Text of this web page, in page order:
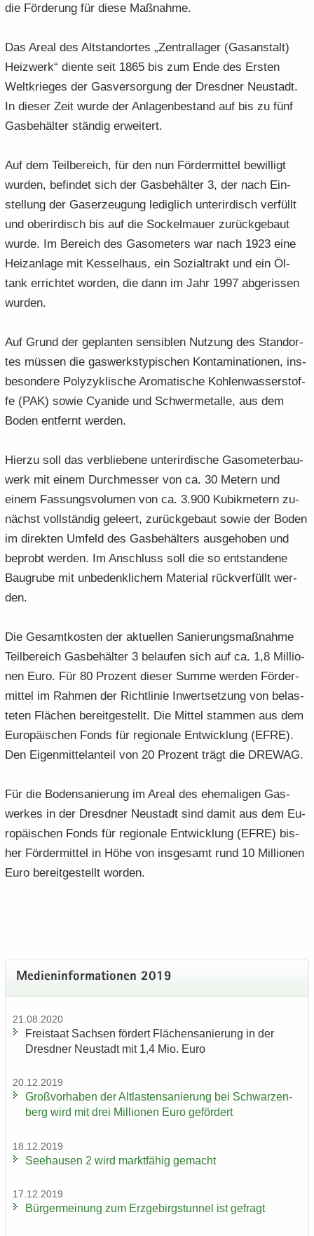
die För­de­rung für diese Maß­nah­me.
Das Areal des Alt­stand­or­tes „Zen­tral­la­ger (Gas­an­stalt)
Heiz­werk“ dien­te seit 1865 bis zum Ende des Ers­ten
Welt­krie­ges der Gas­ver­sor­gung der Dresd­ner Neu­stadt.
In die­ser Zeit wurde der An­la­gen­be­stand auf bis zu fünf
Gas­be­häl­ter stän­dig er­wei­tert.
Auf dem Teil­be­reich, für den nun För­der­mit­tel be­wil­ligt
wur­den, be­fin­det sich der Gas­be­häl­ter 3, der nach Ein­
stel­lung der Gas­er­zeu­gung le­dig­lich un­ter­ir­disch ver­füllt
und ober­ir­disch bis auf die So­ckel­mau­er zu­rück­ge­baut
wurde. Im Be­reich des Ga­so­me­ters war nach 1923 eine
Heiz­an­la­ge mit Kes­sel­haus, ein So­zi­al­trakt und ein Öl­
tank er­rich­tet wor­den, die dann im Jahr 1997 ab­ge­ris­sen
wur­den.
Auf Grund der ge­plan­ten sen­si­blen Nut­zung des Stand­or­
tes müs­sen die gas­werks­ty­pi­schen Kon­ta­mi­na­tio­nen, ins­
be­son­de­re Po­ly­zy­kli­sche Aro­ma­ti­sche Koh­len­was­ser­stof­
fe (PAK) sowie Cya­ni­de und Schwer­me­tal­le, aus dem
Boden ent­fernt wer­den.
Hier­zu soll das ver­blie­be­ne un­ter­ir­di­sche Ga­so­me­ter­bau­
werk mit einem Durch­mes­ser von ca. 30 Me­tern und
einem Fas­sungs­vo­lu­men von ca. 3.900 Ku­bik­me­tern zu­
nächst voll­stän­dig ge­leert, zu­rück­ge­baut sowie der Boden
im di­rek­ten Um­feld des Gas­be­häl­ters aus­ge­ho­ben und
be­probt wer­den. Im An­schluss soll die so ent­stan­de­ne
Bau­gru­be mit un­be­denk­li­chem Ma­te­ri­al rück­v­er­füllt wer­
den.
Die Ge­samt­kos­ten der ak­tu­el­len Sa­nie­rungs­maß­nah­me
Teil­be­reich Gas­be­häl­ter 3 be­lau­fen sich auf ca. 1,8 Mil­lio­
nen Euro. Für 80 Pro­zent die­ser Summe wer­den För­der­
mit­tel im Rah­men der Richt­li­nie In­wert­set­zung von be­las­
te­ten Flä­chen be­reit­ge­stellt. Die Mit­tel stam­men aus dem
Eu­ro­päi­schen Fonds für re­gio­na­le Ent­wick­lung (EFRE).
Den Ei­gen­mit­tel­an­teil von 20 Pro­zent trägt die DRE­WAG.
Für die Bo­den­sa­nie­rung im Areal des ehe­ma­li­gen Gas­
wer­kes in der Dresd­ner Neu­stadt sind damit aus dem Eu­
ro­päi­schen Fonds für re­gio­na­le Ent­wick­lung (EFRE) bis­
her För­der­mit­tel in Höhe von ins­ge­samt rund 10 Mil­lio­nen
Euro be­reit­ge­stellt wor­den.
Me­di­en­in­for­ma­tio­nen 2019
21.08.2020
Frei­staat Sach­sen för­dert Flä­chen­sa­nie­rung in der
Dresd­ner Neu­stadt mit 1,4 Mio. Euro
20.12.2019
Groß­vor­ha­ben der Alt­las­ten­sa­nie­rung bei Schwar­zen­
berg wird mit drei Mil­lio­nen Euro ge­för­dert
18.12.2019
See­hau­sen 2 wird markt­fä­hig ge­macht
17.12.2019
Bür­ger­mei­nung zum Erz­ge­birgs­tun­nel ist ge­fragt